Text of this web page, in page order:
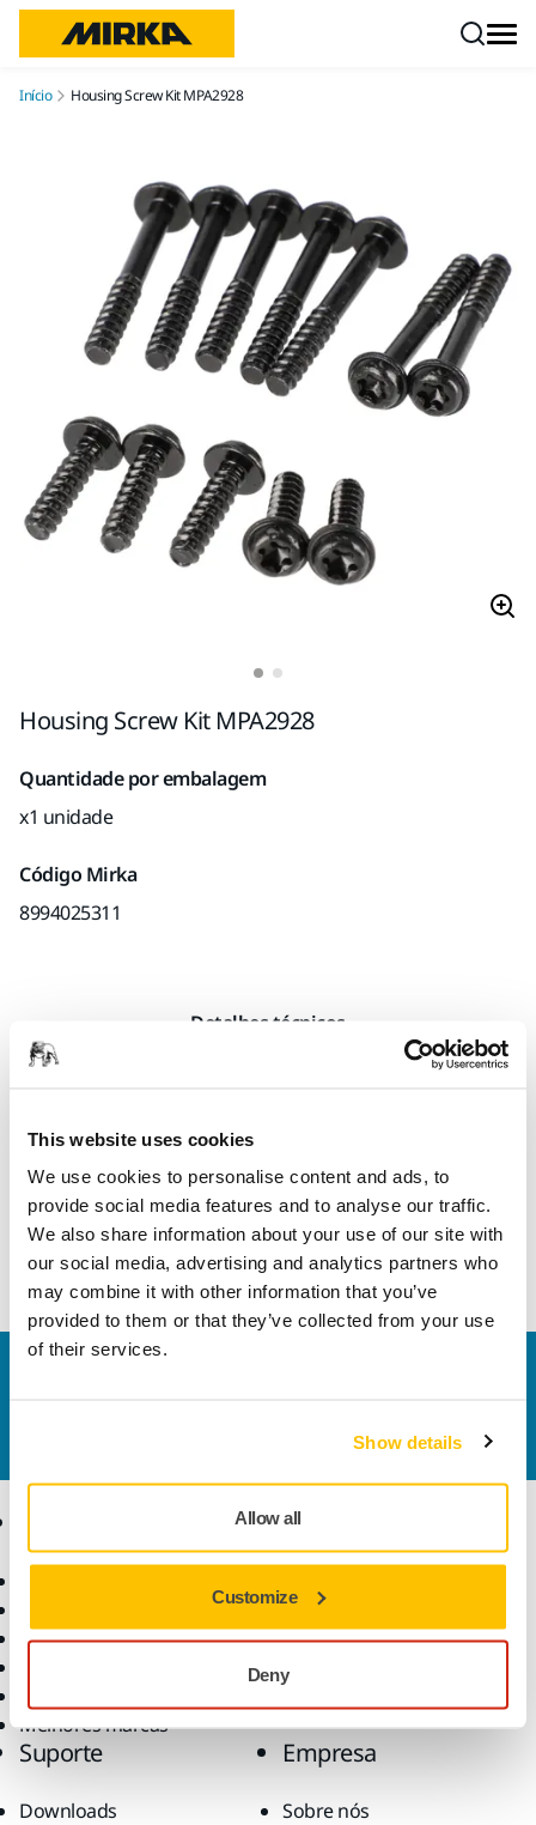
This website uses cookies
We use cookies to personalise content and ads, to
provide social media features and to analyse our traffic.
We also share information about your use of our site with
our social media, advertising and analytics partners who
may combine it with other information that you’ve
provided to them or that they’ve collected from your use
of their services.
Show details
Allow all
Customize
Deny
Início Housing Screw Kit MPA2928
Housing Screw Kit MPA2928
Quantidade por embalagem
x1 unidade
Código Mirka
8994025311
Detalhes técnicos
Largura 72 mm
suporte esclarecerá suas dúvidas.
Abrasivos e Compostos
Melhores marcas
Conhecimento
especializado
Indústrias
Aplicações
Soluções
Suporte
Downloads
Empresa
Sobre nós